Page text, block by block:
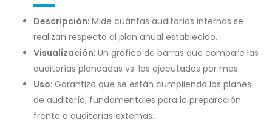
Descripción: Mide cuántas auditorías internas se
realizan respecto al plan anual establecido.
Visualización: Un gráfico de barras que compare las
auditorías planeadas vs. las ejecutadas por mes.
Uso: Garantiza que se están cumpliendo los planes
de auditoría, fundamentales para la preparación
frente a auditorías externas.